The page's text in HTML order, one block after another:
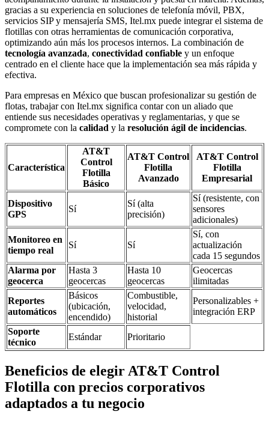
gracias a su experiencia en soluciones de telefonía móvil, PBX,
servicios SIP y mensajería SMS, Itel.mx puede integrar el sistema de
flotillas con otras herramientas de comunicación corporativa,
optimizando aún más los procesos internos. La combinación de
tecnología avanzada, conectividad confiable y un enfoque
centrado en el cliente hace que la implementación sea más rápida y
efectiva.
Para empresas en México que buscan profesionalizar su gestión de
flotas, trabajar con Itel.mx significa contar con un aliado que
entiende sus necesidades operativas y reglamentarias, y que se
compromete con la calidad y la resolución ágil de incidencias.
Característica
AT&T
Control
Flotilla
Básico
AT&T Control
Flotilla
Avanzado
AT&T Control
Flotilla
Empresarial
Dispositivo
GPS
Sí
Sí (alta
precisión)
Sí (resistente, con
sensores
adicionales)
Monitoreo en
tiempo real
Sí Sí
Sí, con
actualización
cada 15 segundos
Alarma por
geocerca
Hasta 3
geocercas
Hasta 10
geocercas
Geocercas
ilimitadas
Reportes
automáticos
Básicos
(ubicación,
encendido)
Combustible,
velocidad,
historial
Personalizables +
integración ERP
Soporte
técnico
Estándar Prioritario
Beneficios de elegir AT&T Control
Flotilla con precios corporativos
adaptados a tu negocio